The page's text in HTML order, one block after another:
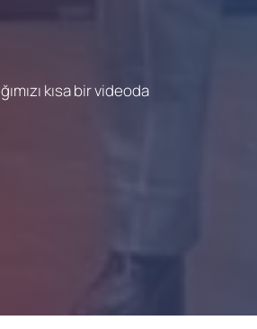
kısa bir videoda